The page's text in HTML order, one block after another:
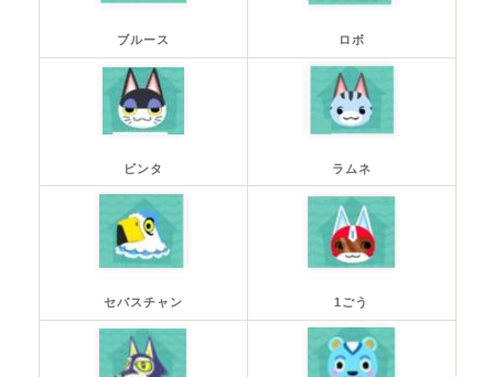
ブルース ロボ
ビンタ ラムネ
セバスチャン 1ごう